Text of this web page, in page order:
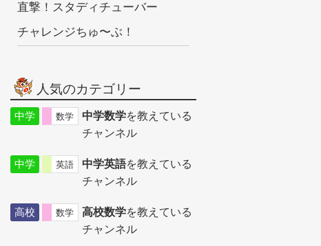
直撃！スタディチューバー
チャレンジちゅ〜ぶ！
人気のカテゴリー
中学 数学 中学数学を教えている
チャンネル
中学 英語 中学英語を教えている
チャンネル
高校 数学 高校数学を教えている
チャンネル